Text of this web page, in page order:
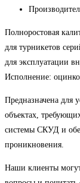
Полноростовая
для турникетов
для эксплуатации
Исполнение:
Предназначена для
объектах,
системы СКУД и
проникновения.
Наши клиенты